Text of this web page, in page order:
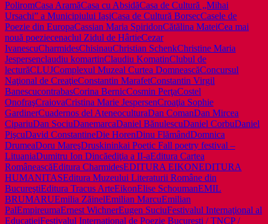
PoliromCasa AramăCasa cu AbsidăCasa de Cultură „Mihai
Ursachi” a Municipiului IaşiCasa de Cultură BorsecCasele de
Poezie din EuropaCassian Maria SpiridonCătălina MateiCea mai
nouă poeziecenaclul Zidul de HârtieCezar
IvanescuCharmidesChisinauChristian SchenkChristine Maria
Jespersenclaudiu komartinClaudiu KomatinClubul de
lecturăCLUJComplexul Muzeal Curtea DomneascăConcursul
Naţional de CreaţieConstantin MarafetConstantin Virgil
BanescucontrabasCorina BernicCosmin PerţaCostel
OnofraşCraiovaCristina Marie JespersenCroaţia Sophie
GardinerCuadernos del AteneoculturaDan ComanDan Mircea
CipariuDan SociuDanemarcaDaniel BănulescuDaniel CorbuDaniel
PişcuDavid ConstantineDie HorenDinu FlămândDomnica
DrumeaDoru MareşDruskininkai Poetic Fall poetry festival –
LituaniaDumitru Ion Dincăediţia a II-aEditura Cartea
RomâneascăEditura CharmidesEDITURA EIKONEDITURA
HUMANITASEditura Muzeului Literaturii Române din
BucureştiEditura Tracus ArteEikonElise SchoumanEMIL
BRUMARUEmilia ZăinelEmilian MarcuEmilian
PalEmpireumaErnest WichnerEugen SuciuFestivalul Internaţional al
EducaţieiFestivalul Internaţional de Poezie Bucureşti / TNCP /